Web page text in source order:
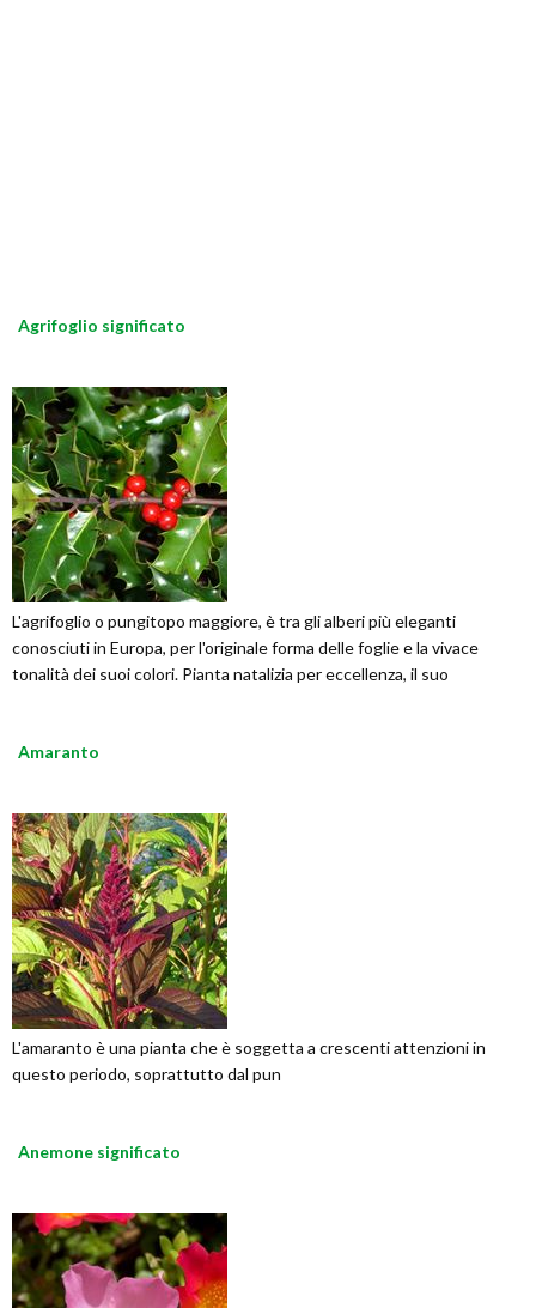
Agrifoglio significato
L'agrifoglio o pungitopo maggiore, è tra gli alberi più eleganti
conosciuti in Europa, per l'originale forma delle foglie e la vivace
tonalità dei suoi colori. Pianta natalizia per eccellenza, il suo
Amaranto
L'amaranto è una pianta che è soggetta a crescenti attenzioni in
questo periodo, soprattutto dal pun
Anemone significato